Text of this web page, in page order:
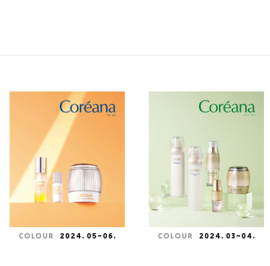
COLOUR 2024. 05~06. COLOUR 2024. 03~04.